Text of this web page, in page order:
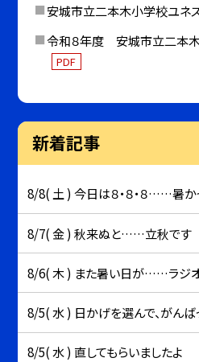
安城市立二本木小学校ユネ
令和８年度 安城市立二本
PDF
新着記事
8/8( 土 ) 今日は８・８・８……暑
8/7( 金 ) 秋来ぬと……立秋です
8/6( 木 ) また暑い日が……ラジ
8/5( 水 ) 日かげを選んで、がん
8/5( 水 ) 直してもらいましたよ